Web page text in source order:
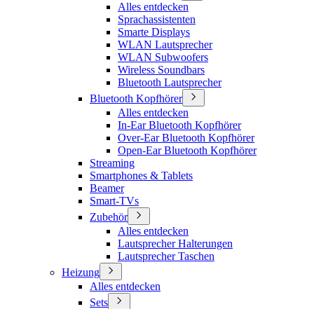
Alles entdecken
Sprachassistenten
Smarte Displays
WLAN Lautsprecher
WLAN Subwoofers
Wireless Soundbars
Bluetooth Lautsprecher
Bluetooth Kopfhörer
Alles entdecken
In-Ear Bluetooth Kopfhörer
Over-Ear Bluetooth Kopfhörer
Open-Ear Bluetooth Kopfhörer
Streaming
Smartphones & Tablets
Beamer
Smart-TVs
Zubehör
Alles entdecken
Lautsprecher Halterungen
Lautsprecher Taschen
Heizung
Alles entdecken
Sets